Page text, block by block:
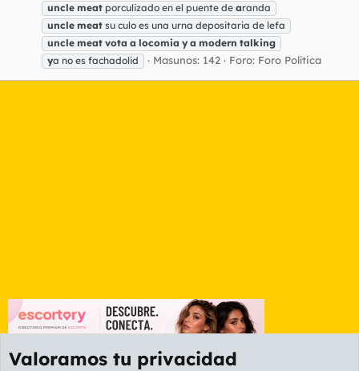
uncle meat porculizado en el puente de aranda
uncle meat su culo es una urna depositaria de lefa
uncle meat vota a locomia y a modern talking
ya no es fachadolid Masunos: 142 Foro: Foro Política
Valoramos tu privacidad